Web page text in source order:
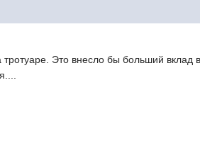
Это внесло бы больший вклад